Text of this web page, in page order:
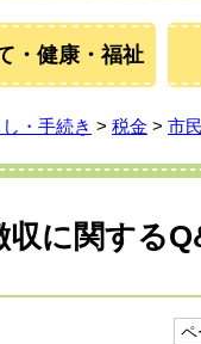
・健康・福祉
し・手続き > 税金 > 市
に関する
ペ